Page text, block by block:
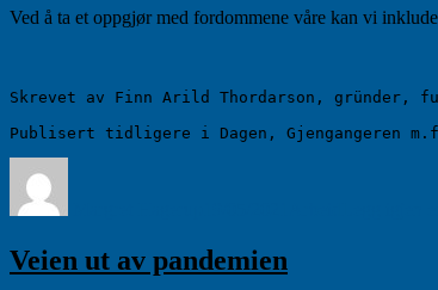
Ved å ta et oppgjør med fordommene våre kan vi
Skrevet av Finn Arild Thordarson, gründer,
Publisert tidligere i Dagen, Gjengangeren
Veien ut av pandemien